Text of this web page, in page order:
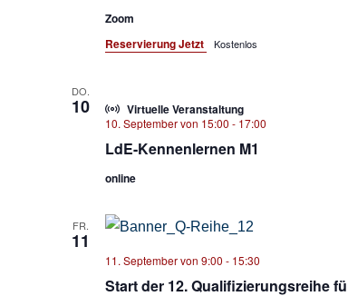
Zoom
Reservierung Jetzt Kostenlos
DO.
10
LdE-Kennenlernen M1
10. September von 15:00 - 17:00
online
Virtuelle Veranstaltung
FR.
11
Start der 12. Qualifizierungsreihe
11. September von 9:00 - 15:30